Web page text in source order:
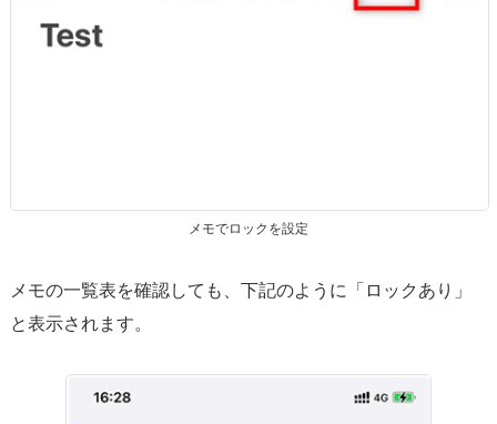
メモでロックを設定
メモの一覧表を確認しても、下記のように「ロックあり」
と表示されます。